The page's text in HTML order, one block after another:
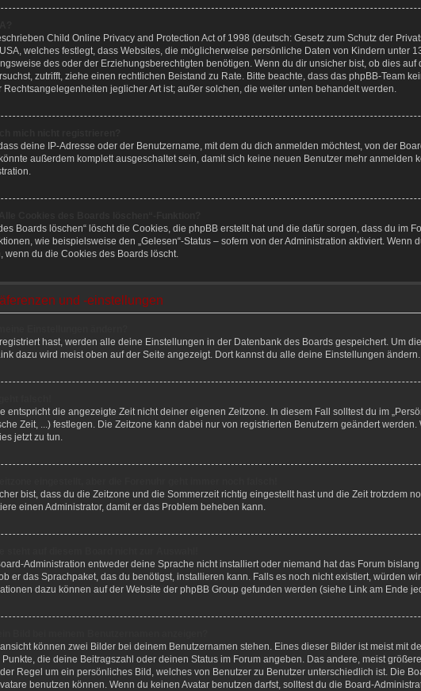
Child Online Privacy and Protection Act of 1998 (deutsch: Gesetz zum Schutz der
welches festlegt, dass Websites, die möglicherweise persönliche Daten von Kindern unter
des oder der Erziehungsberechtigten benötigen. Wenn du dir unsicher bist, ob dies auf
zutrifft, ziehe einen rechtlichen Beistand zu Rate. Bitte beachte, dass das phpBB-Team
Rechtsangelegenheiten jeglicher Art ist; außer solchen, die weiter unten behandelt werden.
deine IP-Adresse oder der Benutzername, mit dem du dich anmelden möchtest, von der
außerdem komplett ausgeschaltet sein, damit sich keine neuen Benutzer mehr anmelden
Boards löschen“ löscht die Cookies, die phpBB erstellt hat und die dafür sorgen, dass du im
wie beispielsweise den „Gelesen“-Status – sofern von der Administration aktiviert. Wenn
wenn du die Cookies des Boards löscht.
und -einstellungen
hast, werden alle deine Einstellungen in der Datenbank des Boards gespeichert. Um
dazu wird meist oben auf der Seite angezeigt. Dort kannst du alle deine Einstellungen ändern.
entspricht die angezeigte Zeit nicht deiner eigenen Zeitzone. In diesem Fall solltest du im
Zeit, ...) festlegen. Die Zeitzone kann dabei nur von registrierten Benutzern geändert
jetzt zu tun.
bist, dass du die Zeitzone und die Sommerzeit richtig eingestellt hast und die Zeit trotzdem
einen Administrator, damit er das Problem beheben kann.
Administration entweder deine Sprache nicht installiert oder niemand hat das Forum
er das Sprachpaket, das du benötigst, installieren kann. Falls es noch nicht existiert, würden
dazu können auf der Website der phpBB Group gefunden werden (siehe Link am Ende
können zwei Bilder bei deinem Benutzernamen stehen. Eines dieser Bilder ist meist mit
Punkte, die deine Beitragszahl oder deinen Status im Forum angeben. Das andere, meist
Regel um ein persönliches Bild, welches von Benutzer zu Benutzer unterschiedlich ist. Die
benutzen können. Wenn du keinen Avatar benutzen darfst, solltest du die Board-